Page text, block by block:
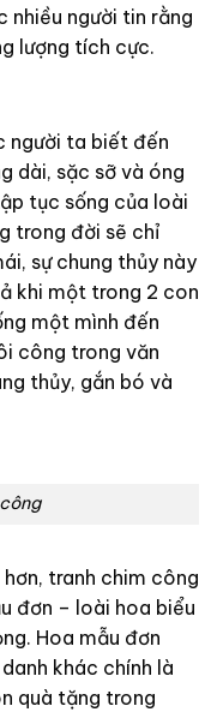
nhiều người tin rằng
lượng tích cực.
người ta biết đến
dài, sặc sỡ và óng
tục sống của loài
trong đời sẽ chỉ
sự chung thủy này
khi một trong 2 con
một mình đến
công trong văn
thủy, gắn bó và
tranh chim công
đơn – loài hoa biểu
Hoa mẫu đơn
khác chính là
quà tặng trong